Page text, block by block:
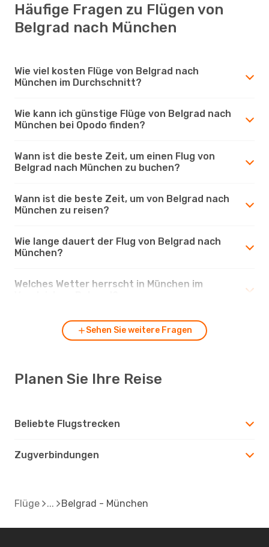
Häufige Fragen zu Flügen von
Belgrad nach München
Wie viel kosten Flüge von Belgrad nach
München im Durchschnitt?
Wie kann ich günstige Flüge von Belgrad nach
München bei Opodo finden?
Wann ist die beste Zeit, um einen Flug von
Belgrad nach München zu buchen?
Wann ist die beste Zeit, um von Belgrad nach
München zu reisen?
Wie lange dauert der Flug von Belgrad nach
München?
Welches Wetter herrscht in München im
Sehen Sie weitere Fragen
Planen Sie Ihre Reise
Beliebte Flugstrecken
Zugverbindungen
Flüge Belgrad - München